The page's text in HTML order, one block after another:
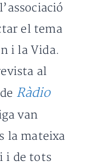
el tema
i la Vida.
al
de Ràdio
van
la mateixa
i de tots